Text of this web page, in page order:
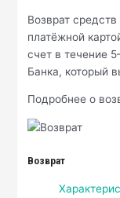
Возврат
платёжной
счет в течение
Банка, который
Подробнее о
Возврат